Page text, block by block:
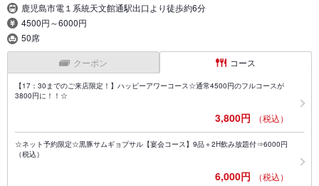
鹿児島市電１系統天文館通駅出口より徒歩約6分
4500円～6000円
50席
クーポン コース
【17：30までのご来店限定！】ハッピーアワーコース☆通常4500円のフルコースが
3800円に！！☆
3,800円 （税込）
☆ネット予約限定☆黒豚サムギョプサル【宴会コース】9品＋2H飲み放題付⇒6000円
（税込）
6,000円 （税込）